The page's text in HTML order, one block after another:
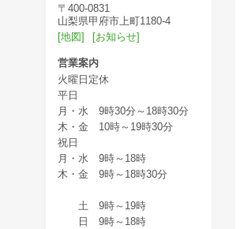
〒400-0831
山梨県甲府市上町1180-4
[地図]
[お知らせ]
営業案内
火曜日定休
平日
月・水 9時30分～18時30分
木・金 10時～19時30分
祝日
月・水 9時～18時
木・金 9時～18時30分
土 9時～19時
日 9時～18時